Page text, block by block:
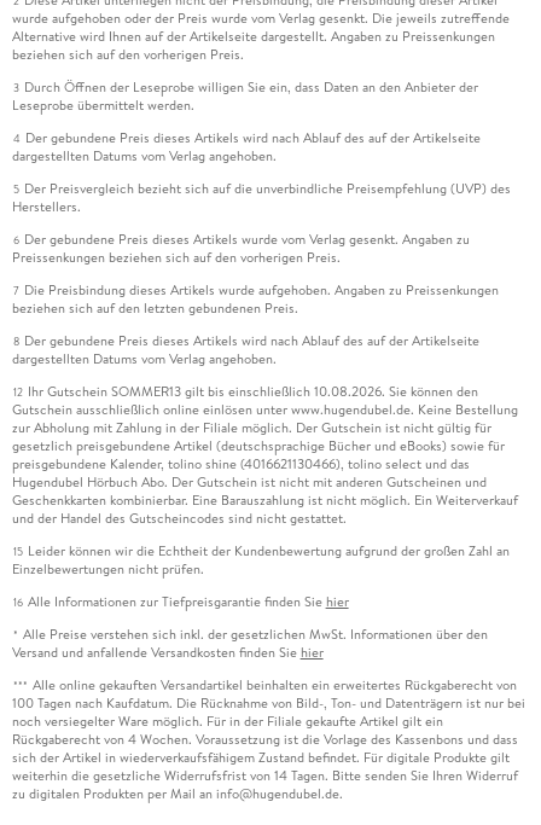
wurde aufgehoben oder der Preis wurde vom Verlag gesenkt. Die jeweils zutreffende
Alternative wird Ihnen auf der Artikelseite dargestellt. Angaben zu Preissenkungen
beziehen sich auf den vorherigen Preis.
3 Durch Öffnen der Leseprobe willigen Sie ein, dass Daten an den Anbieter der
Leseprobe übermittelt werden.
4 Der gebundene Preis dieses Artikels wird nach Ablauf des auf der Artikelseite
dargestellten Datums vom Verlag angehoben.
5 Der Preisvergleich bezieht sich auf die unverbindliche Preisempfehlung (UVP) des
Herstellers.
6 Der gebundene Preis dieses Artikels wurde vom Verlag gesenkt. Angaben zu
Preissenkungen beziehen sich auf den vorherigen Preis.
7 Die Preisbindung dieses Artikels wurde aufgehoben. Angaben zu Preissenkungen
beziehen sich auf den letzten gebundenen Preis.
8 Der gebundene Preis dieses Artikels wird nach Ablauf des auf der Artikelseite
dargestellten Datums vom Verlag angehoben.
12 Ihr Gutschein SOMMER13 gilt bis einschließlich 10.08.2026. Sie können den
Gutschein ausschließlich online einlösen unter www.hugendubel.de. Keine Bestellung
zur Abholung mit Zahlung in der Filiale möglich. Der Gutschein ist nicht gültig für
gesetzlich preisgebundene Artikel (deutschsprachige Bücher und eBooks) sowie für
preisgebundene Kalender, tolino shine (4016621130466), tolino select und das
Hugendubel Hörbuch Abo. Der Gutschein ist nicht mit anderen Gutscheinen und
Geschenkkarten kombinierbar. Eine Barauszahlung ist nicht möglich. Ein Weiterverkauf
und der Handel des Gutscheincodes sind nicht gestattet.
15 Leider können wir die Echtheit der Kundenbewertung aufgrund der großen Zahl an
Einzelbewertungen nicht prüfen.
16 Alle Informationen zur Tiefpreisgarantie finden Sie hier
* Alle Preise verstehen sich inkl. der gesetzlichen MwSt. Informationen über den
Versand und anfallende Versandkosten finden Sie hier
*** Alle online gekauften Versandartikel beinhalten ein erweitertes Rückgaberecht von
100 Tagen nach Kaufdatum. Die Rücknahme von Bild-, Ton- und Datenträgern ist nur bei
noch versiegelter Ware möglich. Für in der Filiale gekaufte Artikel gilt ein
Rückgaberecht von 4 Wochen. Voraussetzung ist die Vorlage des Kassenbons und dass
sich der Artikel in wiederverkaufsfähigem Zustand befindet. Für digitale Produkte gilt
weiterhin die gesetzliche Widerrufsfrist von 14 Tagen. Bitte senden Sie Ihren Widerruf
zu digitalen Produkten per Mail an info@hugendubel.de.